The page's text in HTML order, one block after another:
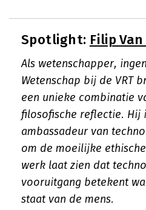
Spotlight: Filip
Als wetenschapper,
Wetenschap bij de VRT
een unieke combinatie
filosofische reflectie. Hij
ambassadeur van
om de moeilijke
werk laat zien dat
vooruitgang betekent
staat van de mens.